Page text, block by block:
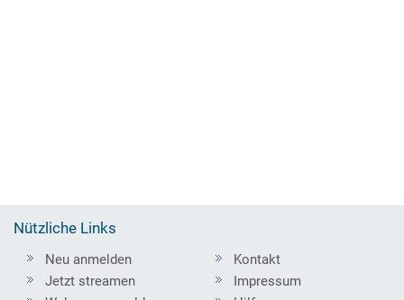
Nützliche Links
Neu anmelden
Jetzt streamen
Kontakt
Impressum